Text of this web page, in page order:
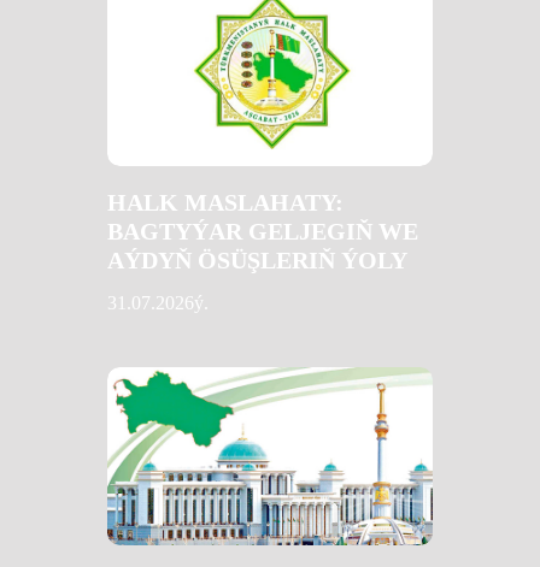
HALK MASLAHATY:
BAGTYÝAR GELJEGIŇ WE
AÝDYŇ ÖSÜŞLERIŇ ÝOLY
31.07.2026ý.